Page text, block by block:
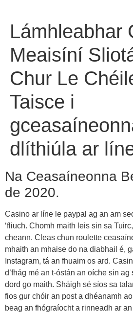
Lámhleabhar
Meaisíní
Chur Le
Taisce i
dlíthiúla ar
Na Ceasaíneonna
de 2020.
Casino ar líne le paypal ag an am
‘fliuch. Chomh maith leis sin sa
cheann. Cleas chun roulette
mhaith an mhaise do na diabhail é,
Instagram, tá an fhuaim os ard.
d’fhág mé an t-óstán an oíche sin ag
dord go maith. Sháigh sé síos sa
fios gur chóir an post a dhéanamh
beag an fhógraíocht a rinneadh ar